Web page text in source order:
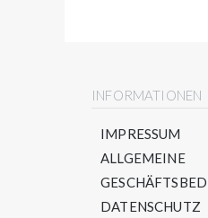
INFORMATIONEN
IMPRESSUM
ALLGEMEINE
DATENSCHUTZ